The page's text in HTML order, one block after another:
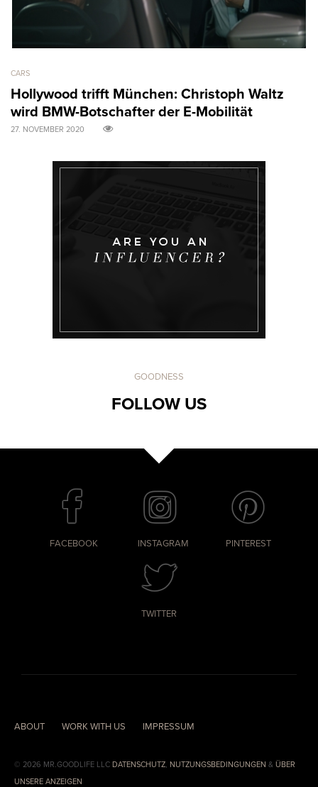
CARS
Hollywood trifft München: Christoph Waltz
wird BMW-Botschafter der E-Mobilität
27. NOVEMBER 2020
GOODNESS
FOLLOW US
FACEBOOK INSTAGRAM PINTEREST
TWITTER
ABOUT WORK WITH US IMPRESSUM
© 2026 MR.GOODLIFE LLC DATENSCHUTZ, NUTZUNGSBEDINGUNGEN & ÜBER
UNSERE ANZEIGEN